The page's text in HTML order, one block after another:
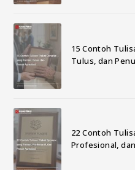
15 Contoh
Tulus, dan
22 Contoh
Profesional,